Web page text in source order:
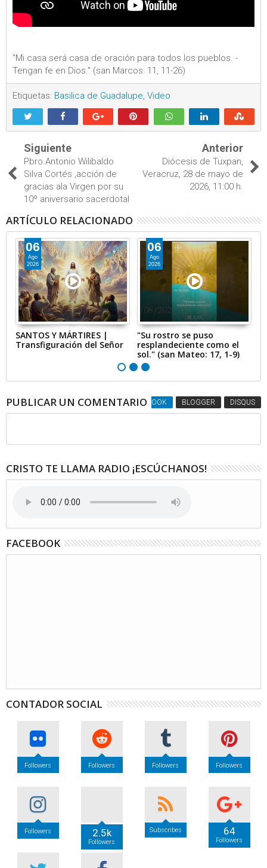
"Mi casa será casa de oración para todos los pueblos. -
Tengan fe en Dios." (san Marcos: 11, 11-26)
Etiquetas: Basilica de Guadalupe, Video
Siguiente
Pbro.Antonio Wilibaldo
Silva Cortés ,acción de
gracias ala Virgen por su
10º aniversario sacerdotal
Anterior
Diócesis de Tuxpan,
Veracruz, 28 de mayo de
2026, 11:00 h.
ARTÍCULO RELACIONADO
06
Ago
2026
SANTOS Y MÁRTIRES |
Transfiguración del Señor
06
Ago
2026
"Su rostro se puso
resplandeciente como el
sol." (san Mateo: 17, 1-9)
PUBLICAR UN COMENTARIOFACEBOOK BLOGGER DISQUS
CRISTO TE LLAMA RADIO ¡ESCÚCHANOS!
FACEBOOK
CONTADOR SOCIAL
Followers Followers Followers Followers
Followers 2.5k
Followers
Subscribes 64
Followers